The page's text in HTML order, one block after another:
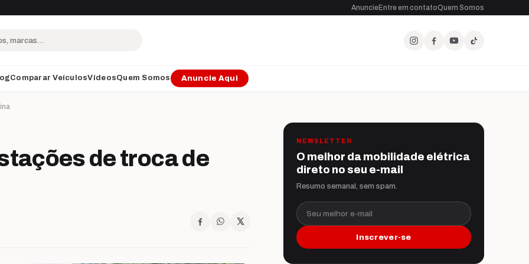
AnuncieEntre em contatoQuem Somos
Comparar VeículosVídeosQuem Somos Anuncie Aqui
de troca de
NEWSLETTER
O melhor da mobilidade elétrica
direto no seu e-mail
Resumo semanal, sem spam.
Seu melhor e-mail
Inscrever-se